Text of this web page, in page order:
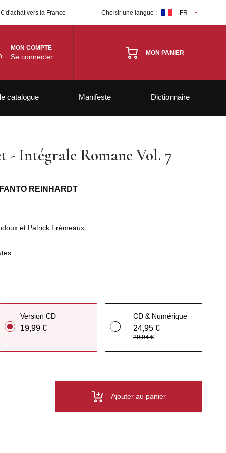
d'achat vers la France Choisir une langue : FR
MON COMPTE
Se connecter MON PANIER
catalogue Manifeste Dictionnaire
Intégrale Romane Vol. 7
REINHARDT
et Patrick Frémeaux
Version CD
19,99 €
CD & Numérique
24,95 €
29,94 €
Ajouter au panier